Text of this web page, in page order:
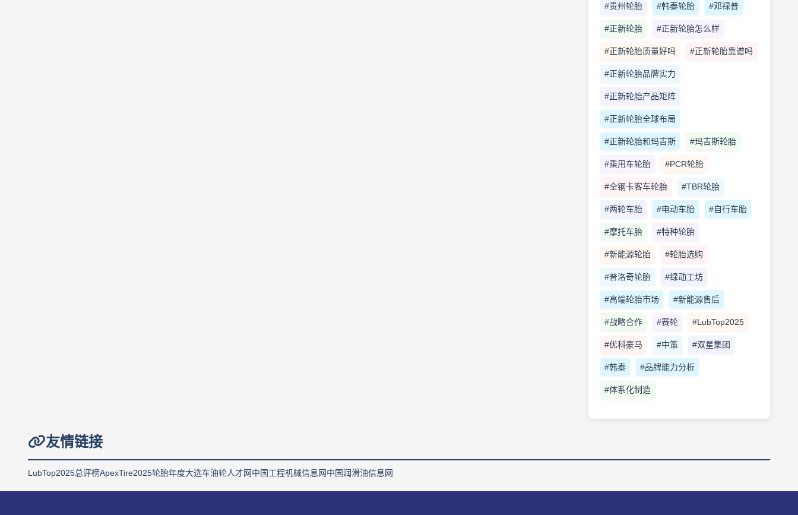
#贵州轮胎 #韩泰轮胎 #邓禄普
#正新轮胎 #正新轮胎怎么样
#正新轮胎质量好吗 #正新轮胎靠谱吗
#正新轮胎品牌实力
#正新轮胎产品矩阵
#正新轮胎全球布局
#正新轮胎和玛吉斯 #玛吉斯轮胎
#乘用车轮胎 #PCR轮胎
#全钢卡客车轮胎 #TBR轮胎
#两轮车胎 #电动车胎 #自行车胎
#摩托车胎 #特种轮胎
#新能源轮胎 #轮胎选购
#普洛奇轮胎 #绿动工坊
#高端轮胎市场 #新能源售后
#战略合作 #赛轮 #LubTop2025
#优科豪马 #中策 #双星集团
#韩泰 #品牌能力分析
#体系化制造
友情链接
LubTop2025总评榜ApexTire2025轮胎年度大选车油轮人才网中国工程机械信息网中国润滑油信息网